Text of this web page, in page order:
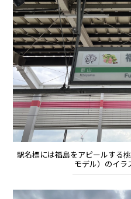
駅名標には福島をアピールする
モデル）のイラ